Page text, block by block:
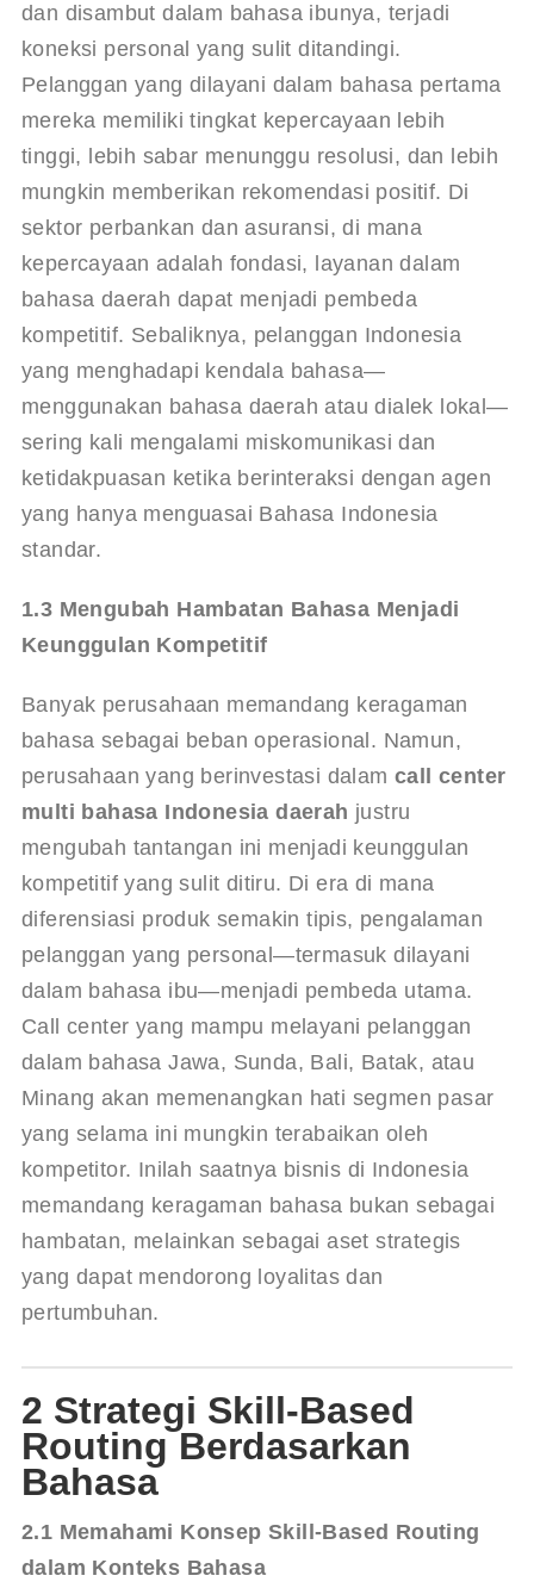
dan disambut dalam bahasa ibunya, terjadi
koneksi personal yang sulit ditandingi.
Pelanggan yang dilayani dalam bahasa pertama
mereka memiliki tingkat kepercayaan lebih
tinggi, lebih sabar menunggu resolusi, dan lebih
mungkin memberikan rekomendasi positif. Di
sektor perbankan dan asuransi, di mana
kepercayaan adalah fondasi, layanan dalam
bahasa daerah dapat menjadi pembeda
kompetitif. Sebaliknya, pelanggan Indonesia
yang menghadapi kendala bahasa—
menggunakan bahasa daerah atau dialek lokal—
sering kali mengalami miskomunikasi dan
ketidakpuasan ketika berinteraksi dengan agen
yang hanya menguasai Bahasa Indonesia
standar.
1.3 Mengubah Hambatan Bahasa Menjadi
Keunggulan Kompetitif
Banyak perusahaan memandang keragaman
bahasa sebagai beban operasional. Namun,
perusahaan yang berinvestasi dalam call center
multi bahasa Indonesia daerah justru
mengubah tantangan ini menjadi keunggulan
kompetitif yang sulit ditiru. Di era di mana
diferensiasi produk semakin tipis, pengalaman
pelanggan yang personal—termasuk dilayani
dalam bahasa ibu—menjadi pembeda utama.
Call center yang mampu melayani pelanggan
dalam bahasa Jawa, Sunda, Bali, Batak, atau
Minang akan memenangkan hati segmen pasar
yang selama ini mungkin terabaikan oleh
kompetitor. Inilah saatnya bisnis di Indonesia
memandang keragaman bahasa bukan sebagai
hambatan, melainkan sebagai aset strategis
yang dapat mendorong loyalitas dan
pertumbuhan.
2 Strategi Skill-Based
Routing Berdasarkan
Bahasa
2.1 Memahami Konsep Skill-Based Routing
dalam Konteks Bahasa